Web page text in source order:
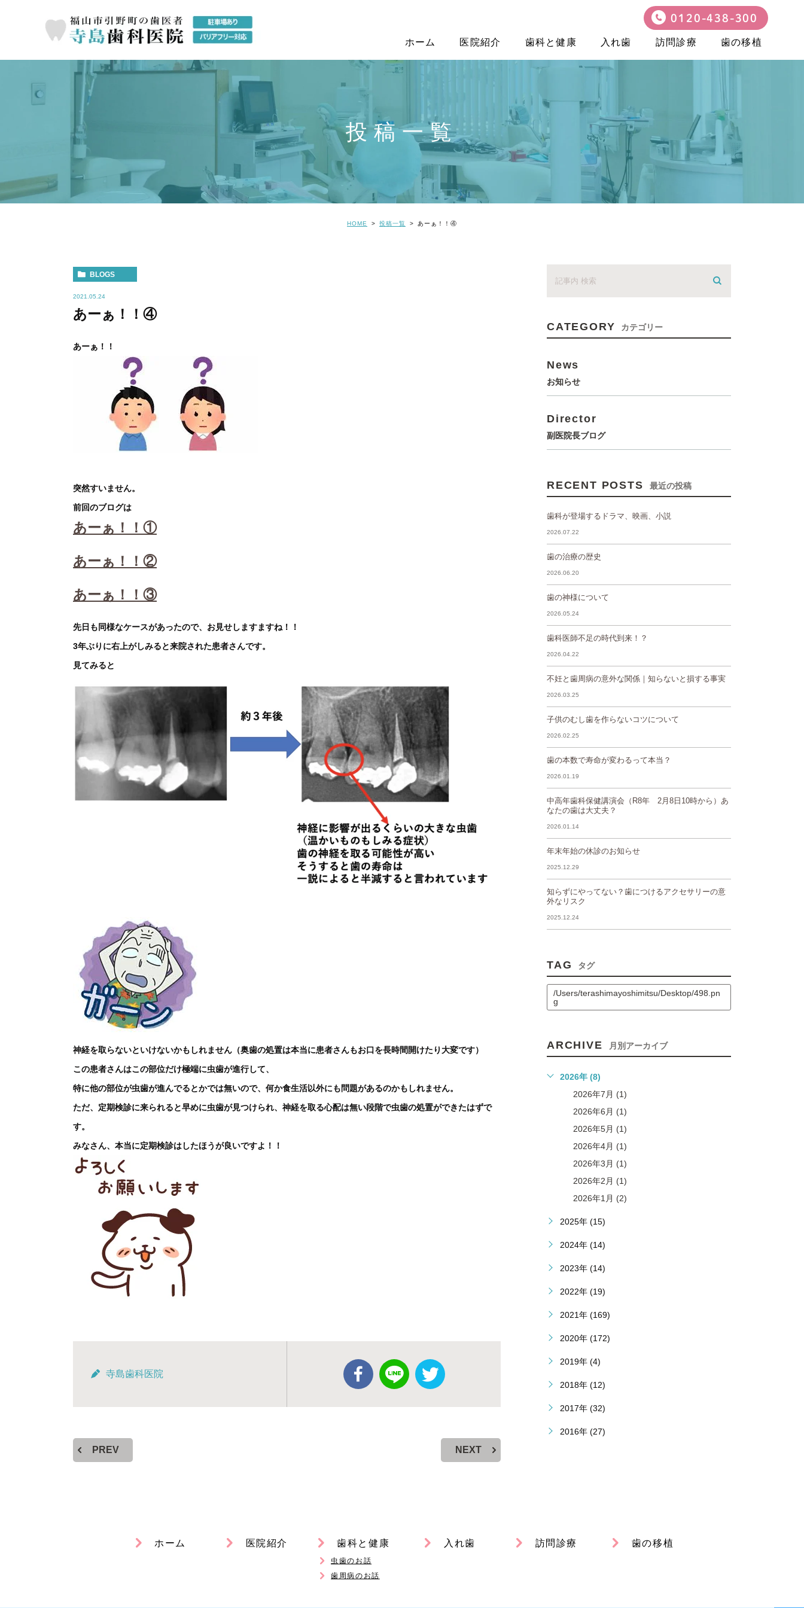
0120-438-300
ホーム 医院紹介 歯科と健康 入れ歯 訪問診療 歯の移植
投稿一覧
HOME 投稿一覧 あーぁ！！④
BLOGS
2021.05.24
あーぁ！！④
あーぁ！！
突然すいません。
前回のブログは
あーぁ！！①
あーぁ！！②
あーぁ！！③
先日も同様なケースがあったので、お見せしますますね！！
3年ぶりに右上がしみると来院された患者さんです。
見てみると
神経を取らないといけないかもしれません（奥歯の処置は本当に患者さんもお口を長時間開けたり大変です）
この患者さんはこの部位だけ極端に虫歯が進行して、
特に他の部位が虫歯が進んでるとかでは無いので、何か食生活以外にも問題があるのかもしれません。
ただ、定期検診に来られると早めに虫歯が見つけられ、神経を取る心配は無い段階で虫歯の処置ができたはずで
す。
みなさん、本当に定期検診はしたほうが良いですよ！！
寺島歯科医院
PREV NEXT
CATEGORY カテゴリー
News
お知らせ
Director
副医院長ブログ
RECENT POSTS 最近の投稿
歯科が登場するドラマ、映画、小説
2026.07.22
歯の治療の歴史
2026.06.20
歯の神様について
2026.05.24
歯科医師不足の時代到来！？
2026.04.22
不妊と歯周病の意外な関係｜知らないと損する事実
2026.03.25
子供のむし歯を作らないコツについて
2026.02.25
歯の本数で寿命が変わるって本当？
2026.01.19
中高年歯科保健講演会（R8年 2月8日10時から）あ
なたの歯は大丈夫？
2026.01.14
年末年始の休診のお知らせ
2025.12.29
知らずにやってない？歯につけるアクセサリーの意
外なリスク
2025.12.24
TAG タグ
/Users/terashimayoshimitsu/Desktop/498.pn
g
ARCHIVE 月別アーカイブ
2026年 (8)
2026年7月 (1)
2026年6月 (1)
2026年5月 (1)
2026年4月 (1)
2026年3月 (1)
2026年2月 (1)
2026年1月 (2)
2025年 (15)
2024年 (14)
2023年 (14)
2022年 (19)
2021年 (169)
2020年 (172)
2019年 (4)
2018年 (12)
2017年 (32)
2016年 (27)
ホーム 医院紹介 歯科と健康
虫歯のお話
歯周病のお話
入れ歯 訪問診療 歯の移植